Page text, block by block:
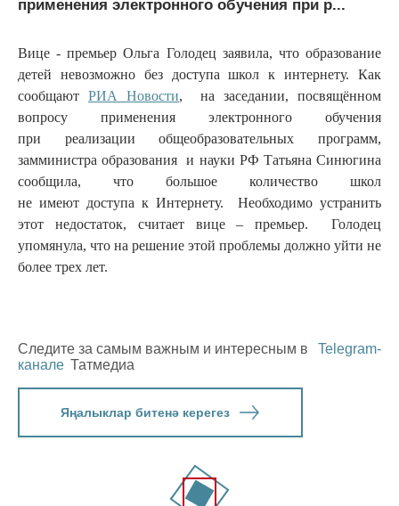
применения электронного обучения при р...
Вице - премьер Ольга Голодец заявила, что образование
детей невозможно без доступа школ к интернету. Как
сообщают РИА Новости, на заседании, посвящённом
вопросу применения электронного обучения
при реализации общеобразовательных программ,
замминистра образования и науки РФ Татьяна Синюгина
сообщила, что большое количество школ
не имеют доступа к Интернету. Необходимо устранить
этот недостаток, считает вице – премьер. Голодец
упомянула, что на решение этой проблемы должно уйти не
более трех лет.
Следите за самым важным и интересным в
Telegram-
канале Татмедиа
Яңалыклар битенә керегез